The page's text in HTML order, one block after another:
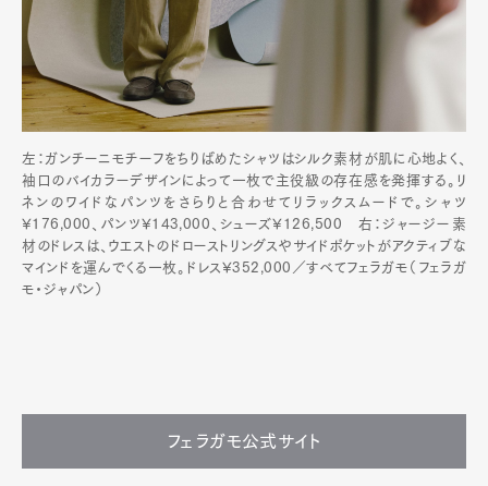
左：ガンチーニモチーフをちりばめたシャツはシルク素材が肌に心地よく、
袖口のバイカラーデザインによって一枚で主役級の存在感を発揮する。リ
ネンのワイドなパンツをさらりと合わせてリラックスムードで。シャツ
¥176,000、パンツ¥143,000、シューズ¥126,500 右：ジャージー素
材のドレスは、ウエストのドローストリングスやサイドポケットがアクティブな
マインドを運んでくる一枚。ドレス¥352,000／すべてフェラガモ（フェラガ
モ・ジャパン）
フェラガモ公式サイト